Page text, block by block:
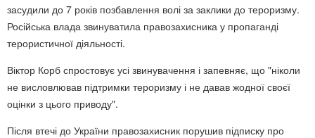
засудили до 7 років позбавлення волі за заклики до тероризму.
Російська влада звинуватила правозахисника у пропаганді
терористичної діяльності.
Віктор Корб спростовує усі звинувачення і запевняє, що "ніколи
не висловлював підтримки тероризму і не давав жодної своєї
оцінки з цього приводу".
Після втечі до України правозахисник порушив підписку про